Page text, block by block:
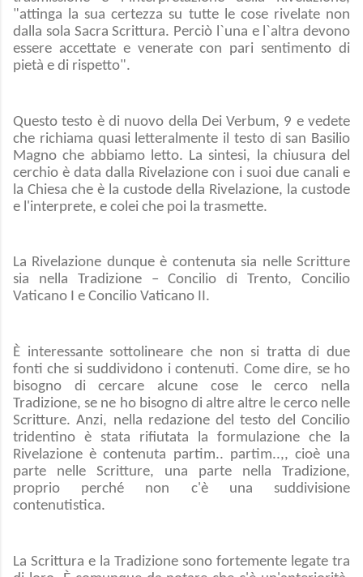
"attinga la sua certezza su tutte le cose rivelate non
dalla sola Sacra Scrittura. Perciò l`una e l`altra devono
essere accettate e venerate con pari sentimento di
pietà e di rispetto".
Questo testo è di nuovo della Dei Verbum, 9 e vedete
che richiama quasi letteralmente il testo di san Basilio
Magno che abbiamo letto. La sintesi, la chiusura del
cerchio è data dalla Rivelazione con i suoi due canali e
la Chiesa che è la custode della Rivelazione, la custode
e l'interprete, e colei che poi la trasmette.
La Rivelazione dunque è contenuta sia nelle Scritture
sia nella Tradizione – Concilio di Trento, Concilio
Vaticano I e Concilio Vaticano II.
È interessante sottolineare che non si tratta di due
fonti che si suddividono i contenuti. Come dire, se ho
bisogno di cercare alcune cose le cerco nella
Tradizione, se ne ho bisogno di altre altre le cerco nelle
Scritture. Anzi, nella redazione del testo del Concilio
tridentino è stata rifiutata la formulazione che la
Rivelazione è contenuta partim.. partim..,, cioè una
parte nelle Scritture, una parte nella Tradizione,
proprio perché non c'è una suddivisione
contenutistica.
La Scrittura e la Tradizione sono fortemente legate tra